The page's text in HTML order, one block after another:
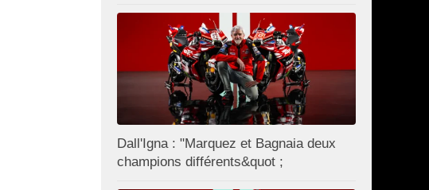
Dall'Igna : "Marquez et Bagnaia deux
champions différents&quot ;